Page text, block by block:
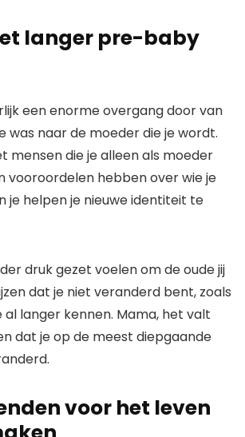
langer pre-baby
een enorme overgang door van
was naar de moeder die je wordt.
mensen die je alleen als moeder
vooroordelen hebben over wie je
je helpen je nieuwe identiteit te
druk gezet voelen om de oude jij
dat je niet veranderd bent, zoals
al langer kennen. Mama, het valt
dat je op de meest diepgaande
voor het leven